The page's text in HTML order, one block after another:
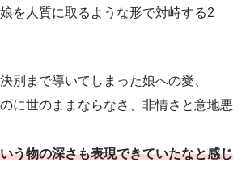
を人質に取るような形で対峙する2
別まで導いてしまった娘への愛、
に世のままならなさ、非情さと意地悪
う物の深さも表現できていたなと感じ